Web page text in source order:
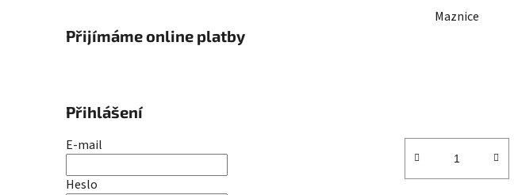
Přijímáme online platby
Přihlášení
E-mail
Heslo
Maznice